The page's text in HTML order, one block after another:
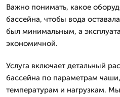
Важно понимать, какое
бассейна, чтобы вода
был минимальным, а
экономичной.
Услуга включает детальный
бассейна по параметрам
температурам и нагрузкам.